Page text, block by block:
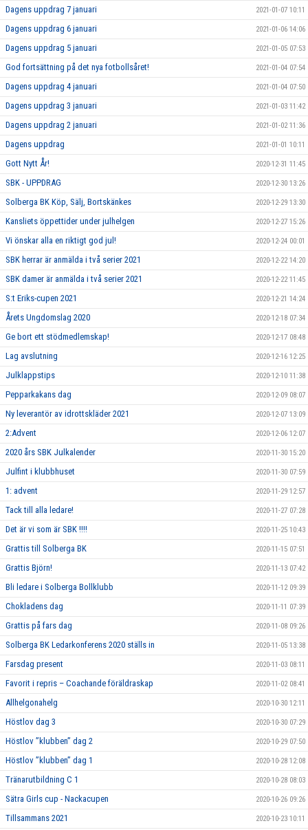
Dagens uppdrag 7 januari 2021-01-07 10:11
Dagens uppdrag 6 januari 2021-01-06 14:06
Dagens uppdrag 5 januari 2021-01-05 07:53
God fortsättning på det nya fotbollsåret! 2021-01-04 07:54
Dagens uppdrag 4 januari 2021-01-04 07:50
Dagens uppdrag 3 januari 2021-01-03 11:42
Dagens uppdrag 2 januari 2021-01-02 11:36
Dagens uppdrag 2021-01-01 10:11
Gott Nytt År! 2020-12-31 11:45
SBK - UPPDRAG 2020-12-30 13:26
Solberga BK Köp, Sälj, Bortskänkes 2020-12-29 13:30
Kansliets öppettider under julhelgen 2020-12-27 15:26
Vi önskar alla en riktigt god jul! 2020-12-24 00:01
SBK herrar är anmälda i två serier 2021 2020-12-22 14:20
SBK damer är anmälda i två serier 2021 2020-12-22 11:45
S:t Eriks-cupen 2021 2020-12-21 14:24
Årets Ungdomslag 2020 2020-12-18 07:34
Ge bort ett stödmedlemskap! 2020-12-17 08:48
Lag avslutning 2020-12-16 12:25
Julklappstips 2020-12-10 11:38
Pepparkakans dag 2020-12-09 08:07
Ny leverantör av idrottskläder 2021 2020-12-07 13:09
2:Advent 2020-12-06 12:07
2020 års SBK Julkalender 2020-11-30 15:20
Julfint i klubbhuset 2020-11-30 07:59
1: advent 2020-11-29 12:57
Tack till alla ledare! 2020-11-27 07:28
Det är vi som är SBK !!!! 2020-11-25 10:43
Grattis till Solberga BK 2020-11-15 07:51
Grattis Björn! 2020-11-13 07:42
Bli ledare i Solberga Bollklubb 2020-11-12 09:39
Chokladens dag 2020-11-11 07:39
Grattis på fars dag 2020-11-08 09:26
Solberga BK Ledarkonferens 2020 ställs in 2020-11-05 13:38
Farsdag present 2020-11-03 08:11
Favorit i repris – Coachande föräldraskap 2020-11-02 08:41
Allhelgonahelg 2020-10-30 12:11
Höstlov dag 3 2020-10-30 07:29
Höstlov ”klubben” dag 2 2020-10-29 07:50
Höstlov ”klubben” dag 1 2020-10-28 12:08
Tränarutbildning C 1 2020-10-28 08:03
Sätra Girls cup - Nackacupen 2020-10-26 09:26
Tillsammans 2021 2020-10-23 10:11